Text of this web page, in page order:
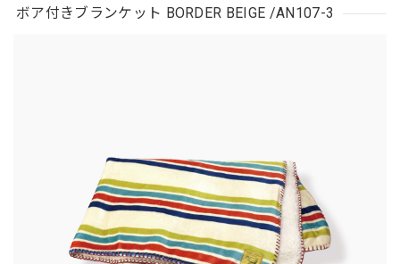
ボア付きブランケット BORDER BEIGE /AN107-3